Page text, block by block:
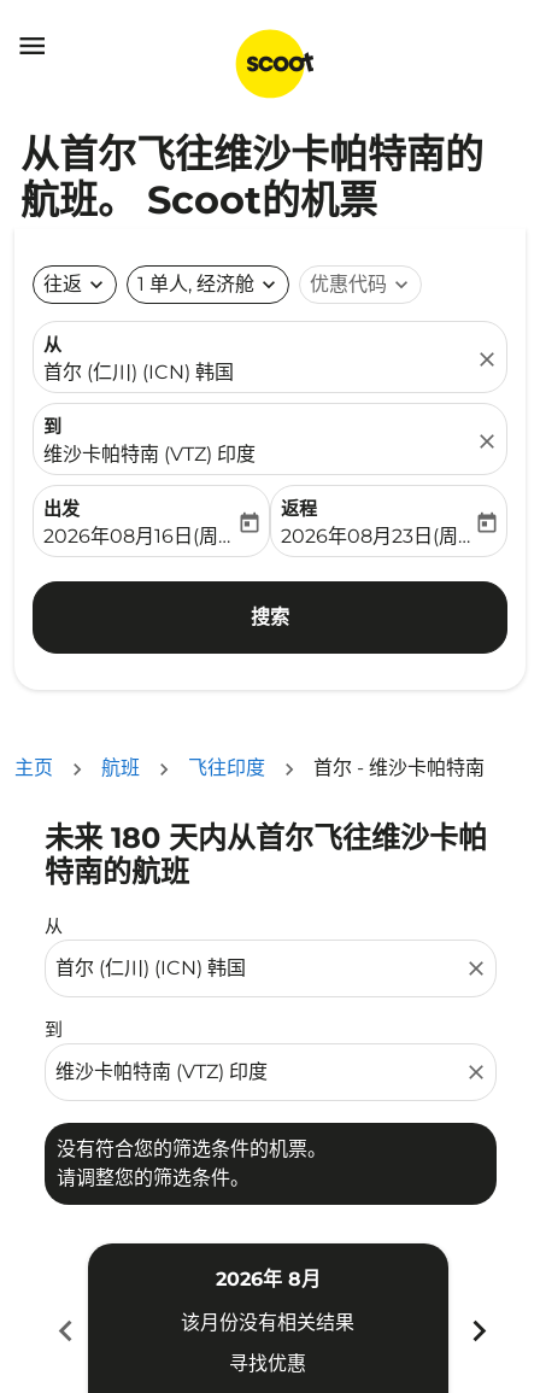

从首尔飞往维沙卡帕特南的
航班。 Scoot的机票
往返 expand_more 1 单人, 经济舱 expand_more 优惠代码 expand_more
从
首尔 (仁川) (ICN) 韩国
close
到
维沙卡帕特南 (VTZ) 印度
close
出发
fc-booking-departure-date-aria-label
2026年08月16日(周日)
today
返程
fc-booking-return-date-
2026年08月23日(周日)
today
搜索
主页 航班 飞往印度 首尔 - 维沙卡帕特南
未来 180 天内从首尔飞往维沙卡帕
特南的航班
从
close
到
close
没有符合您的筛选条件的机票。
请调整您的筛选条件。
没有符合您的筛选条件的机票。请调整您的筛选条件。
chevron_left
2026年 8月
该月份没有相关结果
寻找优惠
chevron_right